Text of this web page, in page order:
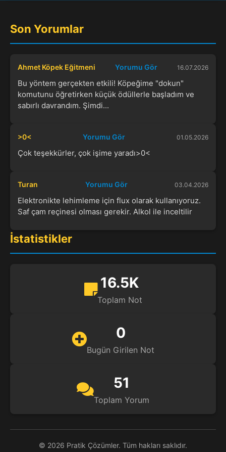
Son Yorumlar
Ahmet Köpek Eğitmeni Yorumu Gör 16.07.2026
Bu yöntem gerçekten etkili! Köpeğime "dokun"
komutunu öğretirken küçük ödüllerle başladım ve
sabırlı davrandım. Şimdi...
>0< Yorumu Gör 01.05.2026
Çok teşekkürler, çok işime yaradı>0<
Turan Yorumu Gör 03.04.2026
Elektronikte lehimleme için flux olarak kullanıyoruz.
Saf çam reçinesi olması gerekir. Alkol ile inceltilir
İstatistikler
16.5K
Toplam Not
0
Bugün Girilen Not
51
Toplam Yorum
© 2026 Pratik Çözümler. Tüm hakları saklıdır.